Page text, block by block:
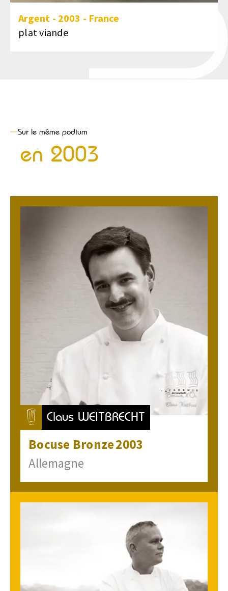
Argent - 2003 - France
plat viande
Sur le même podium
en 2003
Claus WEITBRECHT
Bocuse Bronze2003
Allemagne